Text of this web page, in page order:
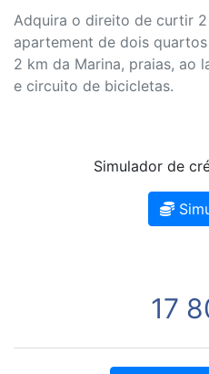
Adquira o direito de curtir 2
apartement de dois
2 km da Marina, praias, ao
e circuito de bicicletas.
Simulador de
17